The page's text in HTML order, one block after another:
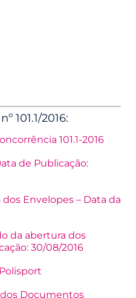
101.1/2016:
101.1-2016
de Publicação:
Envelopes – Data da
da abertura dos
30/08/2016
Documentos